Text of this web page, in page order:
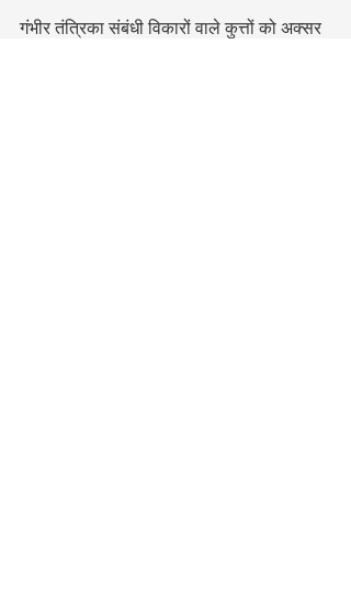
गंभीर तंत्रिका संबंधी विकारों वाले कुत्तों को अक्सर